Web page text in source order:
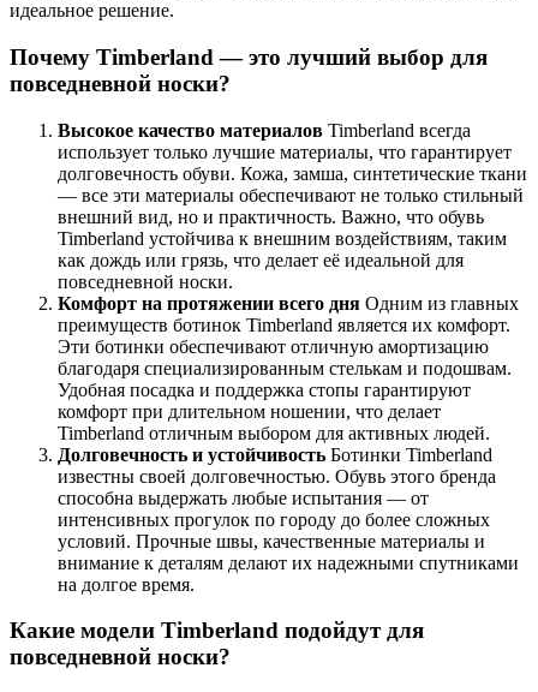
идеальное решение.
Почему Timberland — это лучший выбор для
повседневной носки?
Высокое качество материалов Timberland всегда
использует только лучшие материалы, что гарантирует
долговечность обуви. Кожа, замша, синтетические ткани
— все эти материалы обеспечивают не только стильный
внешний вид, но и практичность. Важно, что обувь
Timberland устойчива к внешним воздействиям, таким
как дождь или грязь, что делает её идеальной для
повседневной носки.
Комфорт на протяжении всего дня Одним из главных
преимуществ ботинок Timberland является их комфорт.
Эти ботинки обеспечивают отличную амортизацию
благодаря специализированным стелькам и подошвам.
Удобная посадка и поддержка стопы гарантируют
комфорт при длительном ношении, что делает
Timberland отличным выбором для активных людей.
Долговечность и устойчивость Ботинки Timberland
известны своей долговечностью. Обувь этого бренда
способна выдержать любые испытания — от
интенсивных прогулок по городу до более сложных
условий. Прочные швы, качественные материалы и
внимание к деталям делают их надежными спутниками
на долгое время.
Какие модели Timberland подойдут для
повседневной носки?